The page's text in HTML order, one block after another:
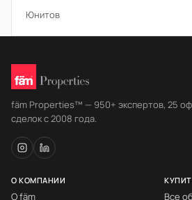
Юнитов
fäm Properties™ — 950+ экспертов, 25
сделок с 2008 года.
О КОМПАНИИ
О fäm Все